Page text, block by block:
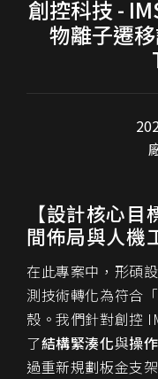
創控科技 -
物離子遷
【設計核心
間佈局與人機
在此專案中，形碩
測技術轉化為符合
殼。我們針對創控
了結構緊湊化與操
過重新規劃板金支